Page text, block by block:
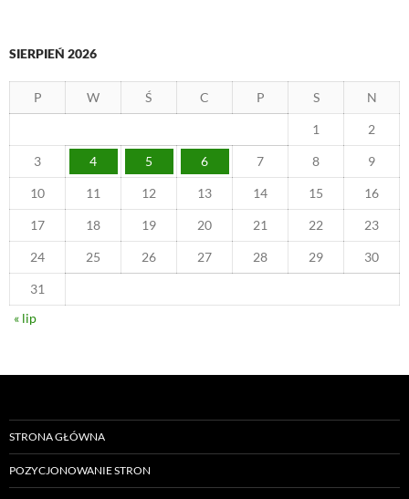
SIERPIEŃ 2026
P W Ś C P S N
1 2
3 4 5 6 7 8 9
10 11 12 13 14 15 16
17 18 19 20 21 22 23
24 25 26 27 28 29 30
31
« lip
STRONA GŁÓWNA
POZYCJONOWANIE STRON